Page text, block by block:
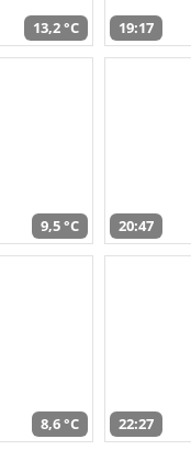
13,2 °C 19:17
9,5 °C 20:47
8,6 °C 22:27